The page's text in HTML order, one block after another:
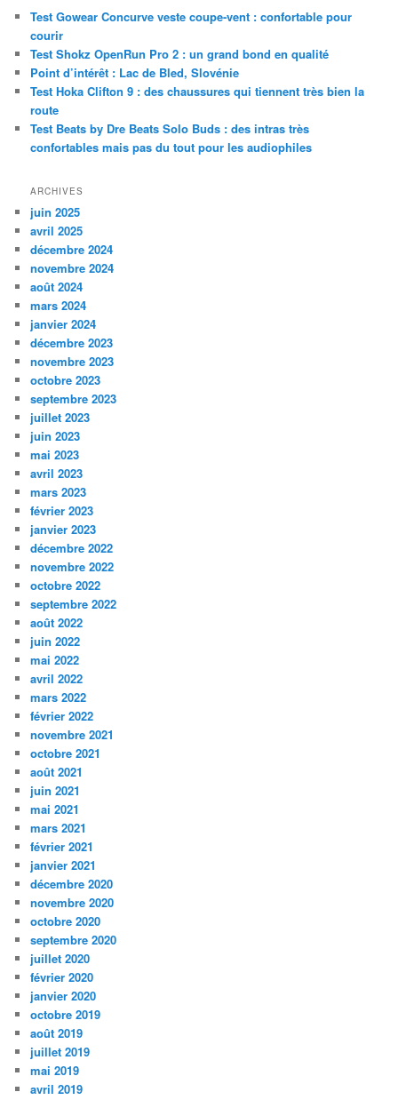
r
c
h
e
Test Gowear Concurve veste coupe-vent : confortable pour
courir
Test Shokz OpenRun Pro 2 : un grand bond en qualité
Point d’intérêt : Lac de Bled, Slovénie
Test Hoka Clifton 9 : des chaussures qui tiennent très bien la
route
Test Beats by Dre Beats Solo Buds : des intras très
confortables mais pas du tout pour les audiophiles
ARCHIVES
juin 2025
avril 2025
décembre 2024
novembre 2024
août 2024
mars 2024
janvier 2024
décembre 2023
novembre 2023
octobre 2023
septembre 2023
juillet 2023
juin 2023
mai 2023
avril 2023
mars 2023
février 2023
janvier 2023
décembre 2022
novembre 2022
octobre 2022
septembre 2022
août 2022
juin 2022
mai 2022
avril 2022
mars 2022
février 2022
novembre 2021
octobre 2021
août 2021
juin 2021
mai 2021
mars 2021
février 2021
janvier 2021
décembre 2020
novembre 2020
octobre 2020
septembre 2020
juillet 2020
février 2020
janvier 2020
octobre 2019
août 2019
juillet 2019
mai 2019
avril 2019